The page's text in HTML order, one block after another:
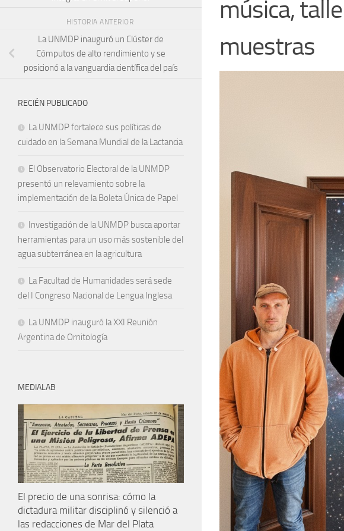
música,
muestras
HISTORIA ANTERIOR
La UNMDP inauguró un Clúster de
Cómputos de alto rendimiento y se
posicionó a la vanguardia científica del país
RECIÉN PUBLICADO
La UNMDP fortalece sus políticas de
cuidado en la Semana Mundial de la Lactancia
El Observatorio Electoral de la UNMDP
presentó un relevamiento sobre la
implementación de la Boleta Única de Papel
Investigación de la UNMDP busca aportar
herramientas para un uso más sostenible del
agua subterránea en la agricultura
La Facultad de Humanidades será sede
del I Congreso Nacional de Lengua Inglesa
La UNMDP inauguró la XXI Reunión
Argentina de Ornitología
MEDIALAB
El precio de una sonrisa: cómo la
dictadura militar disciplinó y silenció a
las redacciones de Mar del Plata